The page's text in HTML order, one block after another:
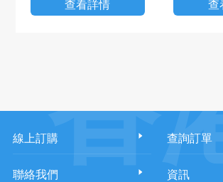
查看詳情 查
線上訂購 查詢訂單
聯絡我們 資訊
香